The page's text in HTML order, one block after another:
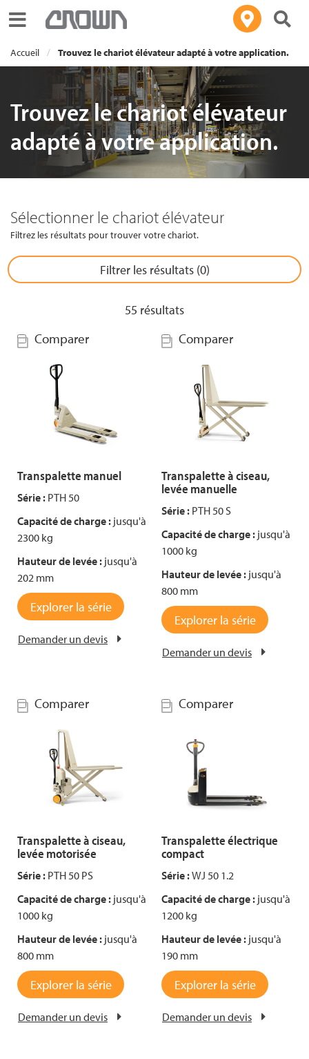
Toggle navigation
Accueil Trouvez le chariot élévateur adapté à votre application.
Trouvez le chariot élévateur
adapté à votre application.
Sélectionner le chariot élévateur
Filtrez les résultats pour trouver votre chariot.
Filtrer les résultats (0)
55 résultats
Comparer
Transpalette manuel
Série : PTH 50
Capacité de charge : jusqu'à
2300 kg
Hauteur de levée : jusqu'à
202 mm
Explorer la série
Demander un devis
Comparer
Transpalette à ciseau,
levée manuelle
Série : PTH 50 S
Capacité de charge : jusqu'à
1000 kg
Hauteur de levée : jusqu'à
800 mm
Explorer la série
Demander un devis
Comparer
Transpalette à ciseau,
levée motorisée
Série : PTH 50 PS
Capacité de charge : jusqu'à
1000 kg
Hauteur de levée : jusqu'à
800 mm
Explorer la série
Demander un devis
Comparer
Transpalette électrique
compact
Série :WJ 50 1.2
Capacité de charge : jusqu'à
1200 kg
Hauteur de levée : jusqu'à
190 mm
Explorer la série
Demander un devis